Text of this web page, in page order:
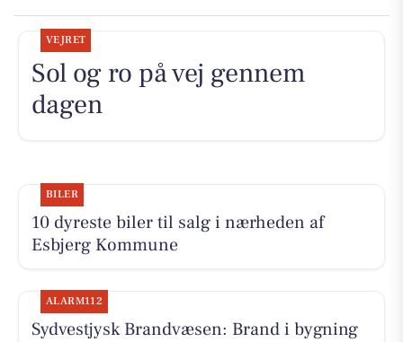
VEJRET
Sol og ro på vej gennem
dagen
BILER
10 dyreste biler til salg i nærheden af
Esbjerg Kommune
ALARM112
Sydvestjysk Brandvæsen: Brand i bygning